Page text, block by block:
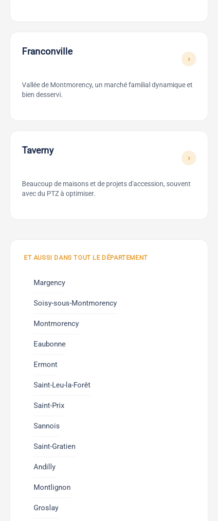
Franconville
›
Vallée de Montmorency, un marché familial dynamique et
bien desservi.
Taverny
›
Beaucoup de maisons et de projets d'accession, souvent
avec du PTZ à optimiser.
ET AUSSI DANS TOUT LE DÉPARTEMENT
Margency
Soisy-sous-Montmorency
Montmorency
Eaubonne
Ermont
Saint-Leu-la-Forêt
Saint-Prix
Sannois
Saint-Gratien
Andilly
Montlignon
Groslay